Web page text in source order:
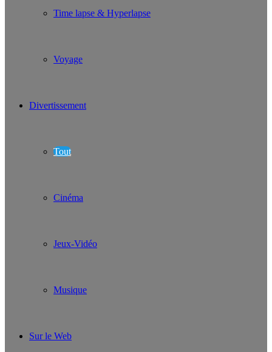
Time lapse & Hyperlapse
Voyage
Divertissement
Tout
Cinéma
Jeux-Vidéo
Musique
Sur le Web